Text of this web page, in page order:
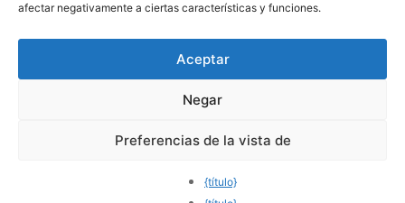
afectar negativamente a ciertas características y funciones.
Aceptar
Negar
Preferencias de la vista de
{título}
POLÍTICA DE PRIVACIDADLAS COOKIES